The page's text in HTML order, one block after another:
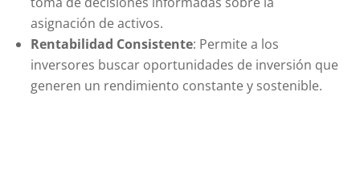
asignación de activos.
Rentabilidad Consistente: Permite a los
inversores buscar oportunidades de inversión que
generen un rendimiento constante y sostenible.